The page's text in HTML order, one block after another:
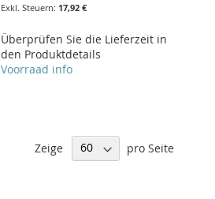
17,92 €
Überprüfen Sie die Lieferzeit in
den Produktdetails
Voorraad info
Zeige pro Seite